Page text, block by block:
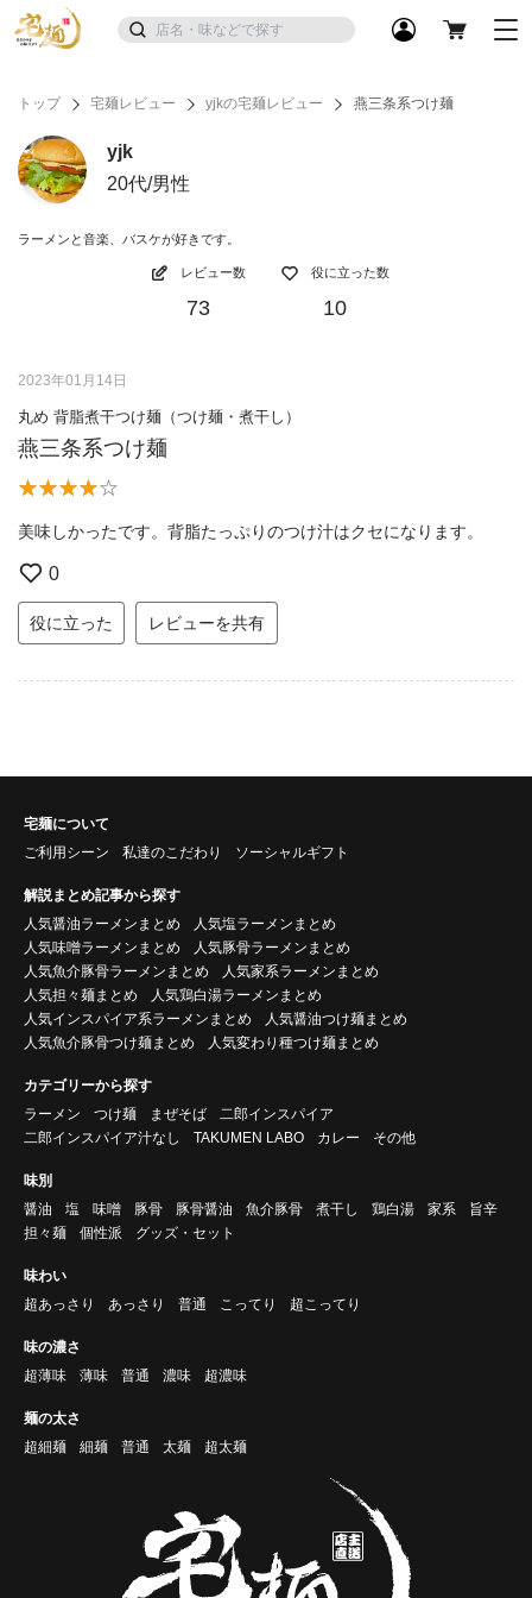
トップ 宅麺レビュー yjkの宅麺レビュー 燕三条系つけ麺
yjk
20代/男性
ラーメンと音楽、バスケが好きです。
レビュー数
73
役に立った数
10
2023年01月14日
丸め 背脂煮干つけ麺（つけ麺・煮干し）
燕三条系つけ麺
美味しかったです。背脂たっぷりのつけ汁はクセになります。
0
役に立った レビューを共有
宅麺について
ご利用シーン
私達のこだわり ソーシャルギフト
解説まとめ記事から探す
人気醤油ラーメンまとめ
人気塩ラーメンまとめ
人気味噌ラーメンまとめ
人気豚骨ラーメンまとめ
人気魚介豚骨ラーメンまとめ
人気家系ラーメンまとめ
人気担々麺まとめ
人気鶏白湯ラーメンまとめ
人気インスパイア系ラーメンまとめ
人気醤油つけ麺まとめ
人気魚介豚骨つけ麺まとめ
人気変わり種つけ麺まとめ
カテゴリーから探す
ラーメン
つけ麺 まぜそば
二郎インスパイア
二郎インスパイア汁なし
TAKUMEN LABO カレー その他
味別
醤油
塩 味噌 豚骨 豚骨醤油 魚介豚骨 煮干し 鶏白湯 家系
旨辛
担々麺
個性派 グッズ・セット
味わい
超あっさり
あっさり 普通 こってり 超こってり
味の濃さ
超薄味
薄味 普通 濃味 超濃味
麺の太さ
超細麺
細麺 普通 太麺 超太麺